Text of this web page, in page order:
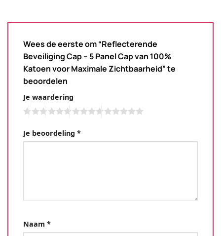
Wees de eerste om “Reflecterende
Beveiliging Cap – 5 Panel Cap van 100%
Katoen voor Maximale Zichtbaarheid” te
beoordelen
Je waardering
Je beoordeling *
Naam *